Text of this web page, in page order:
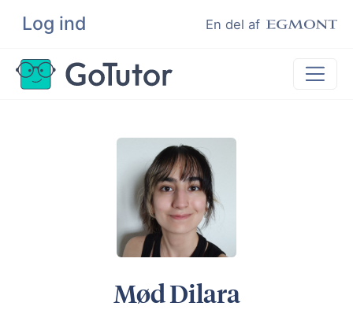
Log ind En del af
Søg
Lektiehjælp
Eksamenshjælp
Hjælp til ordblinde
Kundeudtalelser
Undervisere
Mød Dilara